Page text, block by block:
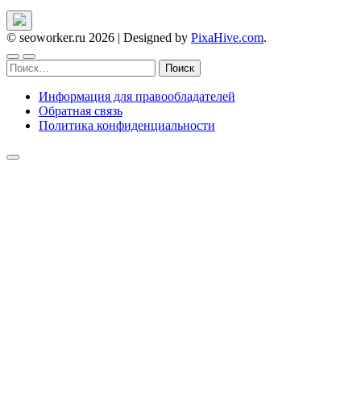
© seoworker.ru 2026 | Designed by PixaHive.com.
Найти:
Информация для правообладателей
Обратная связь
Политика конфиденциальности